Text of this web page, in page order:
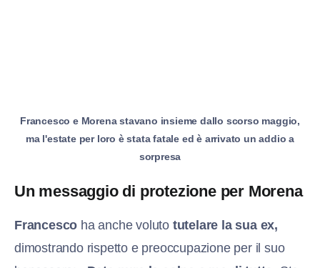
Francesco e Morena stavano insieme dallo scorso maggio,
ma l'estate per loro è stata fatale ed è arrivato un addio a
sorpresa
Un messaggio di protezione per Morena
Francesco ha anche voluto tutelare la sua ex,
dimostrando rispetto e preoccupazione per il suo